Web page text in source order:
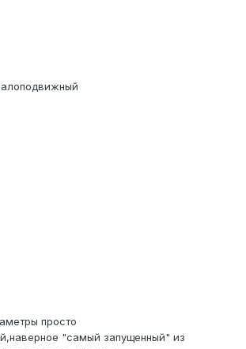
просто
"самый запущенный" из